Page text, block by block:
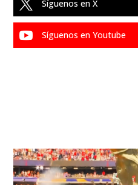
 Síguenos en X
 Síguenos en Youtube